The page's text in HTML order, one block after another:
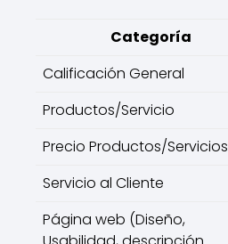
Categoría
Calificación General
Productos/Servicio
Precio Productos/Servicios
Servicio al Cliente
Página web (Diseño,